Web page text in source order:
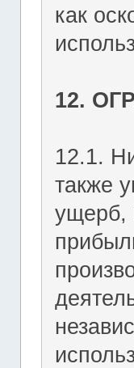
как
12.
12.1.
также
ущерб,